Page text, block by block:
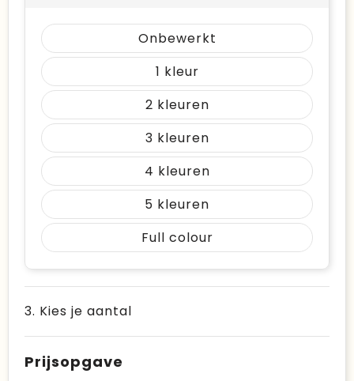
Onbewerkt
1
2
3
4
5
Full colour
3. Kies je aantal
Prijsopgave